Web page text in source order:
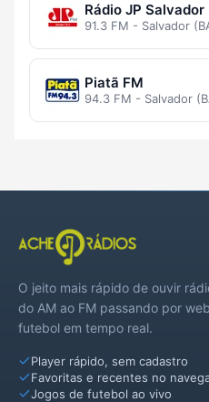
Rádio JP Salvador
91.3 FM - Salvador
Piatã FM
94.3 FM - Salvador
O jeito mais rápido de ouvir
do AM ao FM passando por
futebol em tempo real.
Player rápido, sem cadastro
Favoritas e recentes no
Jogos de futebol ao vivo